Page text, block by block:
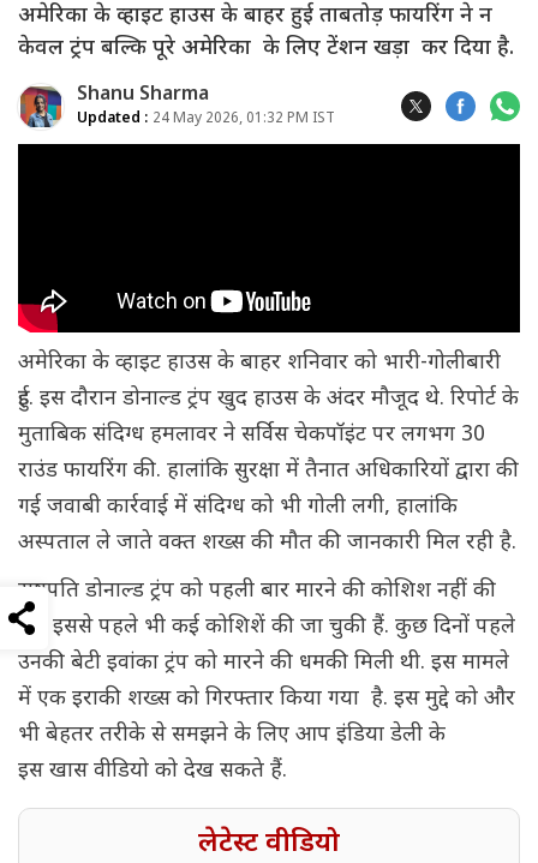
अमेरिका के व्हाइट हाउस के बाहर हुई ताबतोड़ फायरिंग ने न
केवल ट्रंप बल्कि पूरे अमेरिका के लिए टेंशन खड़ा कर दिया है.
Shanu Sharma
Updated : 24 May 2026, 01:32 PM IST
अमेरिका के व्हाइट हाउस के बाहर शनिवार को भारी-गोलीबारी
हुई. इस दौरान डोनाल्ड ट्रंप खुद हाउस के अंदर मौजूद थे. रिपोर्ट के
मुताबिक संदिग्ध हमलावर ने सर्विस चेकपॉइंट पर लगभग 30
राउंड फायरिंग की. हालांकि सुरक्षा में तैनात अधिकारियों द्वारा की
गई जवाबी कार्रवाई में संदिग्ध को भी गोली लगी, हालांकि
अस्पताल ले जाते वक्त शख्स की मौत की जानकारी मिल रही है.
राष्ट्रपति डोनाल्ड ट्रंप को पहली बार मारने की कोशिश नहीं की
गई, इससे पहले भी कई कोशिशें की जा चुकी हैं. कुछ दिनों पहले
उनकी बेटी इवांका ट्रंप को मारने की धमकी मिली थी. इस मामले
में एक इराकी शख्स को गिरफ्तार किया गया है. इस मुद्दे को और
भी बेहतर तरीके से समझने के लिए आप इंडिया डेली के
इस खास वीडियो को देख सकते हैं.
लेटेस्ट वीडियो